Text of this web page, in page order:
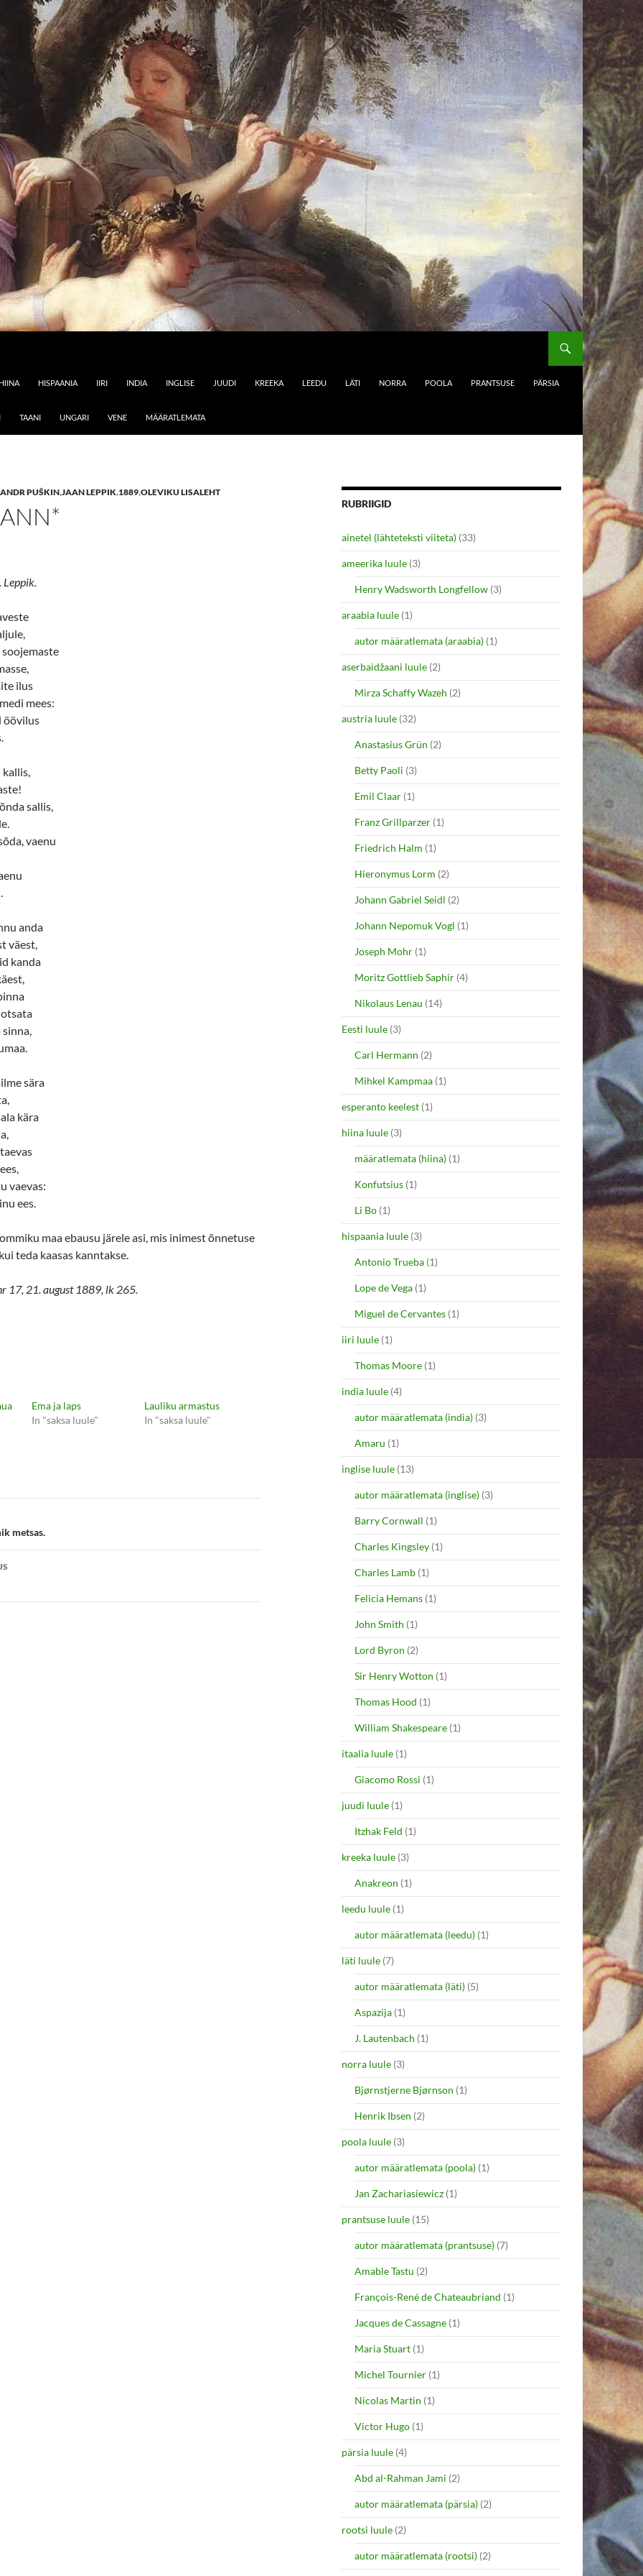
HIINA HISPAANIA IIRI INDIA INGLISE JUUDI KREEKA LEEDU LÄTI NORRA POOLA PRANTSUSE PÄRSIA
TAANI UNGARI VENE MÄÄRATLEMATA
PUŠKIN,JAAN LEPPIK,1889,OLEVIKU LISALEHT
Leppik.
soojemaste
ilus
mees:
öövilus
kallis,
sallis,
vaenu
anda
väest,
kanda
sinna,
sära
kära
vaevas:
ees.
maa ebausu järele asi, mis inimest õnnetuse
teda kaasas kanntakse.
17, 21. august 1889, lk 265.
Ema ja laps
In "saksa luule"
Lauliku armastus
In "saksa luule"
metsas.
RUBRIIGID
ainetel (lähteteksti viiteta) (33)
ameerika luule (3)
Henry Wadsworth Longfellow (3)
araabia luule (1)
autor määratlemata (araabia) (1)
aserbaidžaani luule (2)
Mirza Schaffy Wazeh (2)
austria luule (32)
Anastasius Grün (2)
Betty Paoli (3)
Emil Claar (1)
Franz Grillparzer (1)
Friedrich Halm (1)
Hieronymus Lorm (2)
Johann Gabriel Seidl (2)
Johann Nepomuk Vogl (1)
Joseph Mohr (1)
Moritz Gottlieb Saphir (4)
Nikolaus Lenau (14)
Eesti luule (3)
Carl Hermann (2)
Mihkel Kampmaa (1)
esperanto keelest (1)
hiina luule (3)
määratlemata (hiina) (1)
Konfutsius (1)
Li Bo (1)
hispaania luule (3)
Antonio Trueba (1)
Lope de Vega (1)
Miguel de Cervantes (1)
iiri luule (1)
Thomas Moore (1)
india luule (4)
autor määratlemata (india) (3)
Amaru (1)
inglise luule (13)
autor määratlemata (inglise) (3)
Barry Cornwall (1)
Charles Kingsley (1)
Charles Lamb (1)
Felicia Hemans (1)
John Smith (1)
Lord Byron (2)
Sir Henry Wotton (1)
Thomas Hood (1)
William Shakespeare (1)
itaalia luule (1)
Giacomo Rossi (1)
juudi luule (1)
Itzhak Feld (1)
kreeka luule (3)
Anakreon (1)
leedu luule (1)
autor määratlemata (leedu) (1)
läti luule (7)
autor määratlemata (läti) (5)
Aspazija (1)
J. Lautenbach (1)
norra luule (3)
Bjørnstjerne Bjørnson (1)
Henrik Ibsen (2)
poola luule (3)
autor määratlemata (poola) (1)
Jan Zachariasiewicz (1)
prantsuse luule (15)
autor määratlemata (prantsuse) (7)
Amable Tastu (2)
François-René de Chateaubriand (1)
Jacques de Cassagne (1)
Maria Stuart (1)
Michel Tournier (1)
Nicolas Martin (1)
Victor Hugo (1)
pärsia luule (4)
Abd al-Rahman Jami (2)
autor määratlemata (pärsia) (2)
rootsi luule (2)
autor määratlemata (rootsi) (2)